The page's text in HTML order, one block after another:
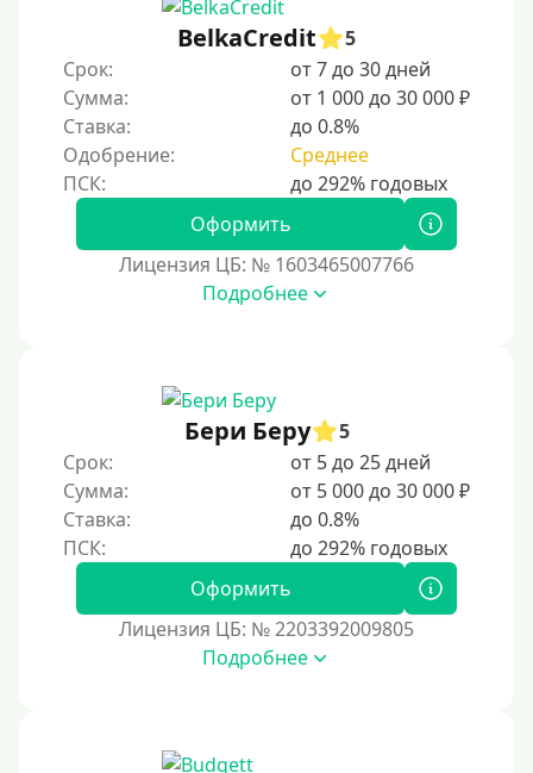
За 15 минут
За час
Срочные
Моментальные онлайн
В день обращения
С 19 лет
С 20 лет
С 21 года
С 22 лет
С 23 лет
Несовершеннолетним
BelkaCredit
5
Срок:
от 7 до 30 дней
Сумма:
от 1 000 до 30 000 ₽
Ставка:
до 0.8%
Одобрение:
Среднее
Оформить
Лицензия ЦБ: № 1603465007766
Подробнее
Бери Беру
5
Срок:
от 5 до 25 дней
Сумма:
от 5 000 до 30 000 ₽
Ставка:
до 0.8%
Оформить
Лицензия ЦБ: № 2203392009805
Подробнее